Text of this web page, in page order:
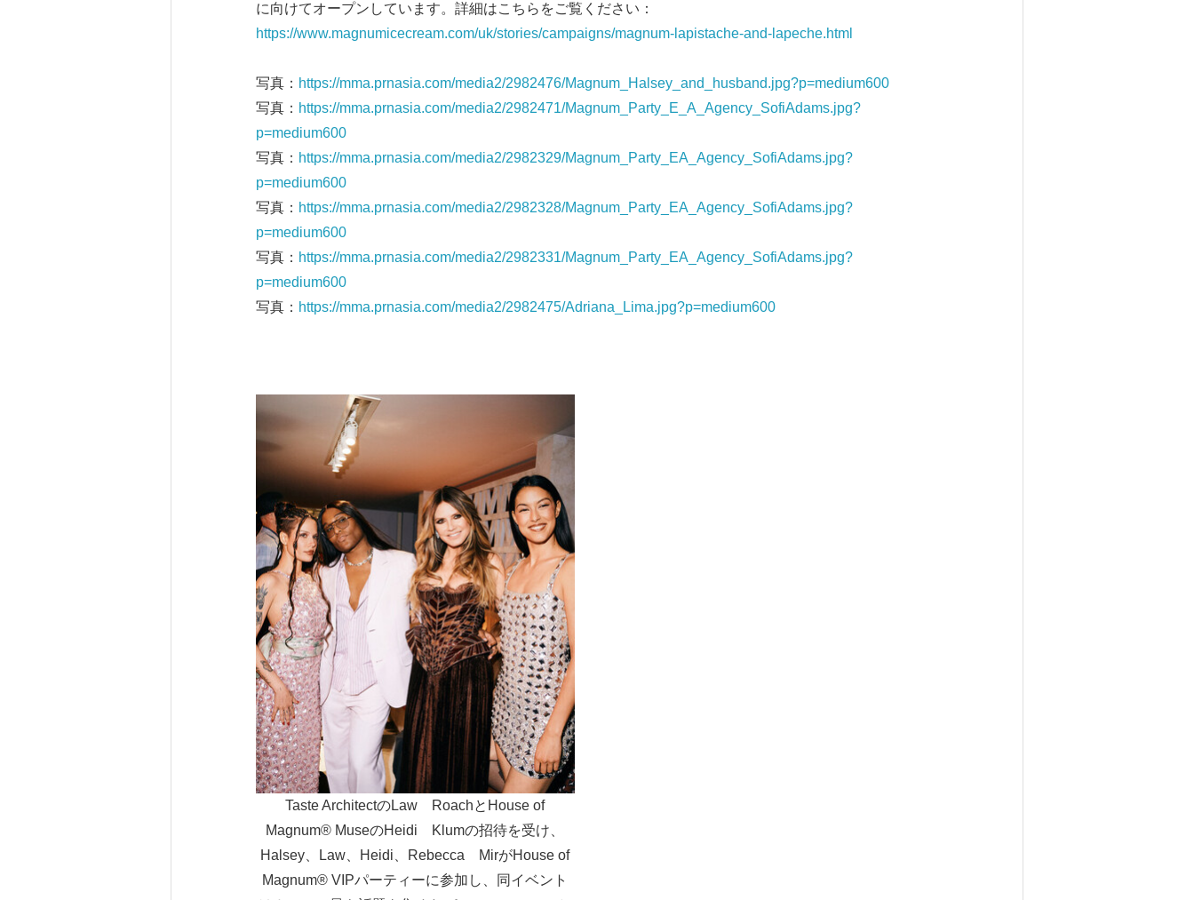
に向けてオープンしています。詳細はこちらをご覧ください：
https://www.magnumicecream.com/uk/stories/campaigns/magnum-lapistache-and-lapeche.html
写真： https://mma.prnasia.com/media2/2982476/Magnum_Halsey_and_husband.jpg?p=medium600
写真： https://mma.prnasia.com/media2/2982471/Magnum_Party_E_A_Agency_SofiAdams.jpg?
p=medium600
写真： https://mma.prnasia.com/media2/2982329/Magnum_Party_EA_Agency_SofiAdams.jpg?
p=medium600
写真： https://mma.prnasia.com/media2/2982328/Magnum_Party_EA_Agency_SofiAdams.jpg?
p=medium600
写真： https://mma.prnasia.com/media2/2982331/Magnum_Party_EA_Agency_SofiAdams.jpg?
p=medium600
写真： https://mma.prnasia.com/media2/2982475/Adriana_Lima.jpg?p=medium600
Taste ArchitectのLaw RoachとHouse of
Magnum® MuseのHeidi Klumの招待を受け、
Halsey、Law、Heidi、Rebecca MirがHouse of
Magnum® VIPパーティーに参加し、同イベント